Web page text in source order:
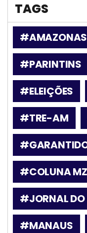
TAGS
#AMAZONAS
#PARINTINS
#ELEIÇÕES
#TRE-AM
#COLUNA
#JORNAL
#MANAUS